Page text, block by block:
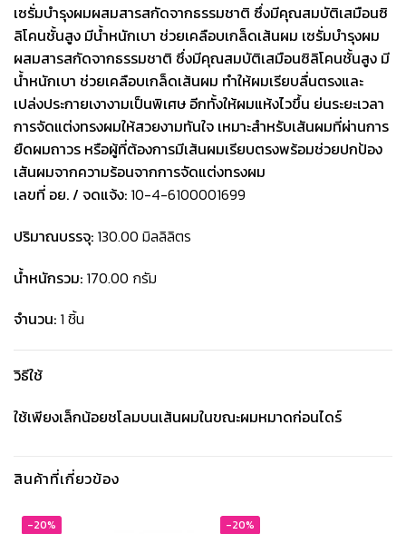
เซรั่มบำรุงผมผสมสารสกัดจากธรรมชาติ ซึ่งมีคุณสมบัติเสมือนซิ
ลิโคนชั้นสูง มีน้ำหนักเบา ช่วยเคลือบเกล็ดเส้นผม เซรั่มบำรุงผม
ผสมสารสกัดจากธรรมชาติ ซึ่งมีคุณสมบัติเสมือนซิลิโคนชั้นสูง มี
น้ำหนักเบา ช่วยเคลือบเกล็ดเส้นผม ทำให้ผมเรียบลื่นตรงและ
เปล่งประกายเงางามเป็นพิเศษ อีกทั้งให้ผมแห้งไวขึ้น ย่นระยะเวลา
การจัดแต่งทรงผมให้สวยงามทันใจ เหมาะสำหรับเสันผมที่ผ่านการ
ยืดผมถาวร หรือผู้ที่ต้องการมีเส้นผมเรียบตรงพร้อมช่วยปกป้อง
เสันผมจากความร้อนจากการจัดแต่งทรงผม
เลขที่ อย. / จดแจ้ง: 10-4-6100001699
ปริมาณบรรจุ: 130.00 มิลลิลิตร
น้ำหนักรวม: 170.00 กรัม
จำนวน: 1 ชิ้น
วิธีใช้
ใช้เพียงเล็กน้อยชโลมบนเส้นผมในขณะผมหมาดก่อนไดร์
สินค้าที่เกี่ยวข้อง
-20% -20%